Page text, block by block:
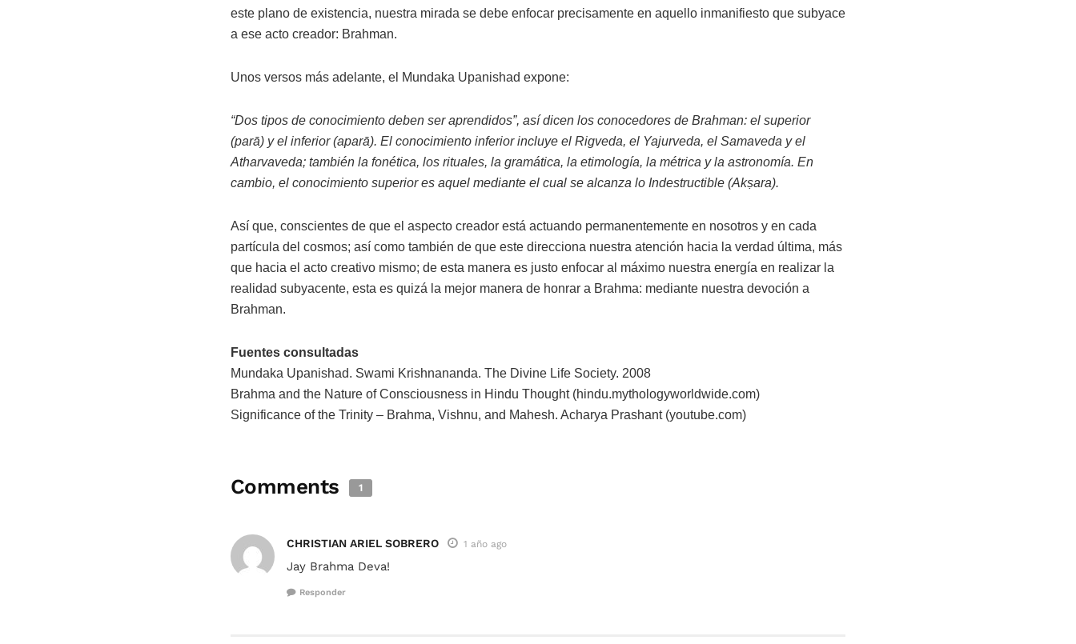
este plano de existencia, nuestra mirada se debe enfocar precisamente en aquello inmanifiesto que subyace
a ese acto creador: Brahman.
Unos versos más adelante, el Mundaka Upanishad expone:
“Dos tipos de conocimiento deben ser aprendidos”, así dicen los conocedores de Brahman: el superior
(parā) y el inferior (aparā). El conocimiento inferior incluye el Rigveda, el Yajurveda, el Samaveda y el
Atharvaveda; también la fonética, los rituales, la gramática, la etimología, la métrica y la astronomía. En
cambio, el conocimiento superior es aquel mediante el cual se alcanza lo Indestructible (Akṣara).
Así que, conscientes de que el aspecto creador está actuando permanentemente en nosotros y en cada
partícula del cosmos; así como también de que este direcciona nuestra atención hacia la verdad última, más
que hacia el acto creativo mismo; de esta manera es justo enfocar al máximo nuestra energía en realizar la
realidad subyacente, esta es quizá la mejor manera de honrar a Brahma: mediante nuestra devoción a
Brahman.
Fuentes consultadas
Mundaka Upanishad. Swami Krishnananda. The Divine Life Society. 2008
Brahma and the Nature of Consciousness in Hindu Thought (hindu.mythologyworldwide.com)
Significance of the Trinity – Brahma, Vishnu, and Mahesh. Acharya Prashant (youtube.com)
Comments 1
CHRISTIAN ARIEL SOBRERO 1 año ago
Jay Brahma Deva!
Responder